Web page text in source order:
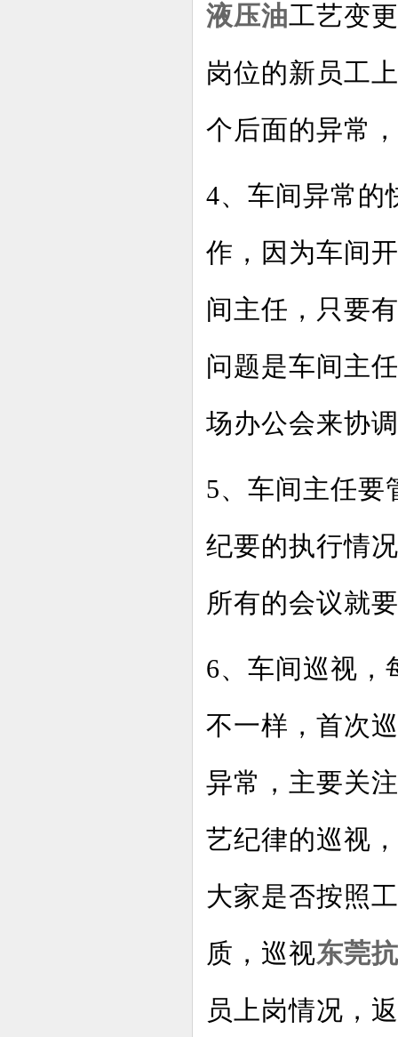
液压油工艺变
岗位的新员工
个后面的异常
4、车间异常的
作，因为车间
间主任，只要
问题是车间主
场办公会来协
5、车间主任要
纪要的执行情
所有的会议就
6、车间巡视，
不一样，首次
异常，主要关
艺纪律的巡视
大家是否按照
质，巡视东莞
员上岗情况，